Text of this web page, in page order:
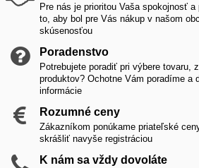
Pre nás je prioritou Vaša spokojnosť
to, aby bol pre Vás nákup v našom
skúsenosťou
Poradenstvo
Potrebujete poradiť pri výbere tovaru,
produktov? Ochotne Vám poradíme a
informácie
Rozumné ceny
Zákazníkom ponúkame priateľské
skrášliť navyše registráciou
K nám sa vždy dovoláte